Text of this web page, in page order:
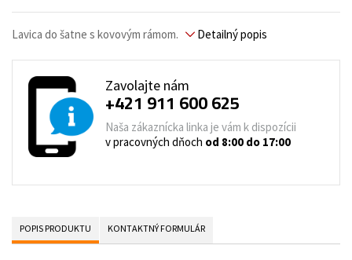
Lavica do šatne s kovovým rámom. Detailný popis
Zavolajte nám
+421 911 600 625
Naša zákaznícka linka je vám k dispozícii
v pracovných dňoch od 8:00 do 17:00
POPIS PRODUKTU KONTAKTNÝ FORMULÁR